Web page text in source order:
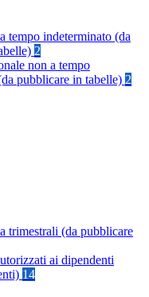
tempo indeterminato (da
2
non a tempo
pubblicare in tabelle) 2
trimestrali (da pubblicare
ai dipendenti
14